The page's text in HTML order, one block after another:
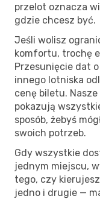
przelot oznacza
gdzie chcesz być.
Jeśli wolisz
komfortu, trochę
Przesunięcie dat
innego lotniska
cenę biletu.
pokazują
sposób, żebyś
swoich potrzeb.
Gdy wszystkie
jednym miejscu,
tego, czy
jedno i drugie —